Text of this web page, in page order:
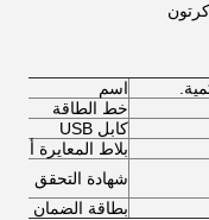
اسم
خط الطاقة
كابل USB
بلاط المعايرة
شهادة التحقق
بطاقة الضمان